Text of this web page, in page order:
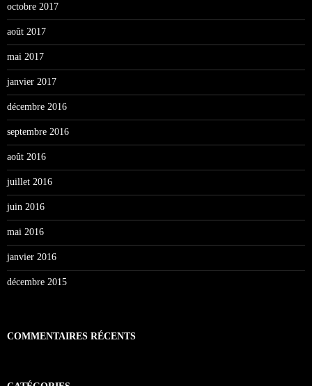
octobre 2017
août 2017
mai 2017
janvier 2017
décembre 2016
septembre 2016
août 2016
juillet 2016
juin 2016
mai 2016
janvier 2016
décembre 2015
COMMENTAIRES RÉCENTS